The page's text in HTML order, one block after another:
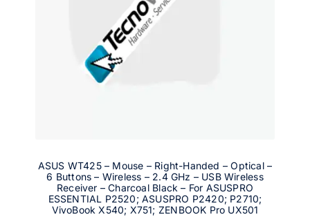
ASUS WT425 – Mouse – Right-Handed – Optical –
6 Buttons – Wireless – 2.4 GHz – USB Wireless
Receiver – Charcoal Black – For ASUSPRO
ESSENTIAL P2520; ASUSPRO P2420; P2710;
VivoBook X540; X751; ZENBOOK Pro UX501